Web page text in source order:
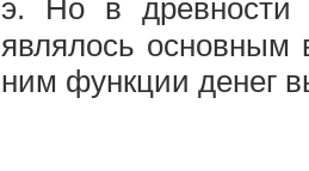
э. Но в
являлось
ним функции денег